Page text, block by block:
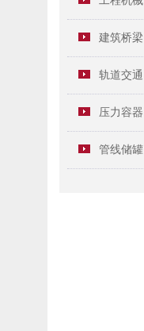
建筑桥梁
轨道交通
压力容器
管线储罐